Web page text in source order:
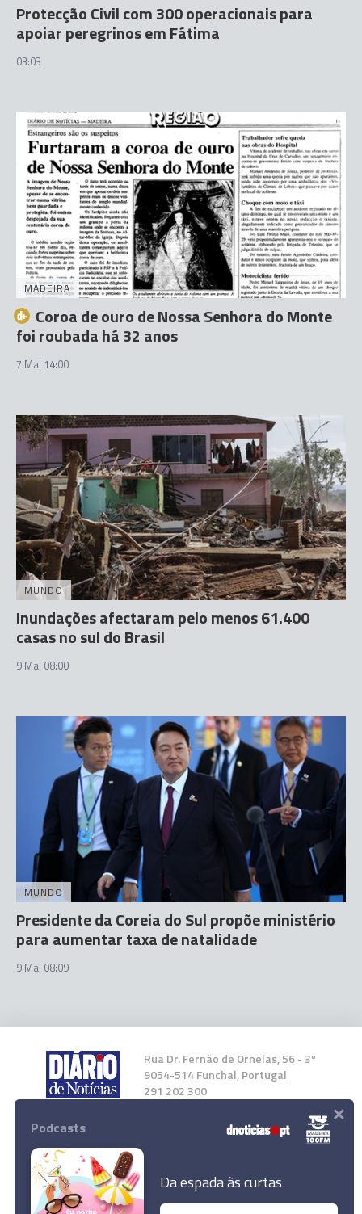
Protecção Civil com 300 operacionais para
apoiar peregrinos em Fátima
03:03
MADEIRA
Coroa de ouro de Nossa Senhora do Monte
foi roubada há 32 anos
7 Mai 14:00
MUNDO
Inundações afectaram pelo menos 61.400
casas no sul do Brasil
9 Mai 08:00
MUNDO
Presidente da Coreia do Sul propõe ministério
para aumentar taxa de natalidade
9 Mai 08:09
Rua Dr. Fernão de Ornelas, 56 - 3º
9054-514 Funchal, Portugal
291 202 300
Instale a nossa App
Podcasts
Da espada às curtas
×